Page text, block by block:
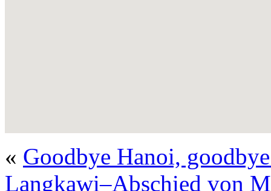
« Goodbye Hanoi,
Langkawi–Abschied von